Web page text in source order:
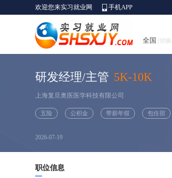
欢迎您来实习就业网 手机APP
全国 [切
研发经理/主管 5K-10K
上海复旦奥医医学科技有限公司
五险 公积金 带薪年假 包住宿
2026-07-19
职位信息